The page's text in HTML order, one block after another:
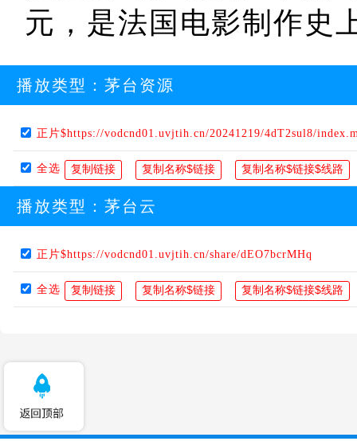
元，是法国电影制作史
播放类型： 茅台资源
正片$https://vodcnd01.uvjtih.cn/20241219/4dT2sul8/
全选
播放类型： 茅台云
正片$https://vodcnd01.uvjtih.cn/share/dEO7bcrMHq
全选